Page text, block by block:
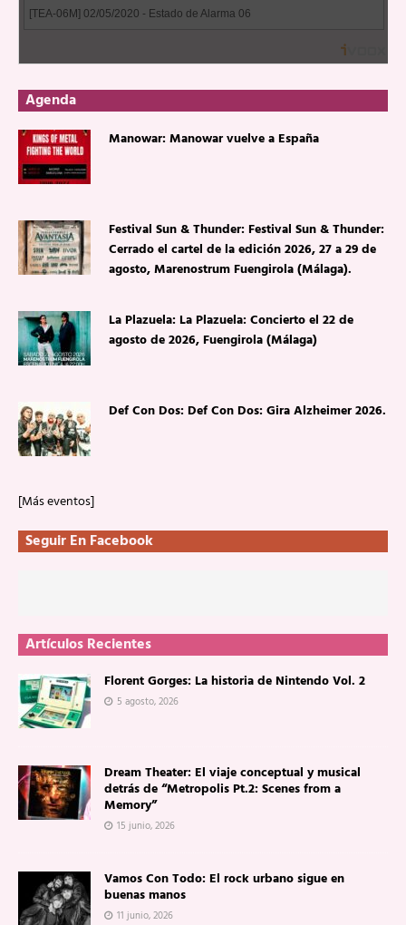
Agenda
Manowar: Manowar vuelve a España
Festival Sun & Thunder: Festival Sun & Thunder:
Cerrado el cartel de la edición 2026, 27 a 29 de
agosto, Marenostrum Fuengirola (Málaga).
La Plazuela: La Plazuela: Concierto el 22 de
agosto de 2026, Fuengirola (Málaga)
Def Con Dos: Def Con Dos: Gira Alzheimer 2026.
[Más eventos]
Seguir En Facebook
Artículos Recientes
Florent Gorges: La historia de Nintendo Vol. 2
5 agosto, 2026
Dream Theater: El viaje conceptual y musical
detrás de “Metropolis Pt.2: Scenes from a
Memory”
15 junio, 2026
Vamos Con Todo: El rock urbano sigue en
buenas manos
11 junio, 2026